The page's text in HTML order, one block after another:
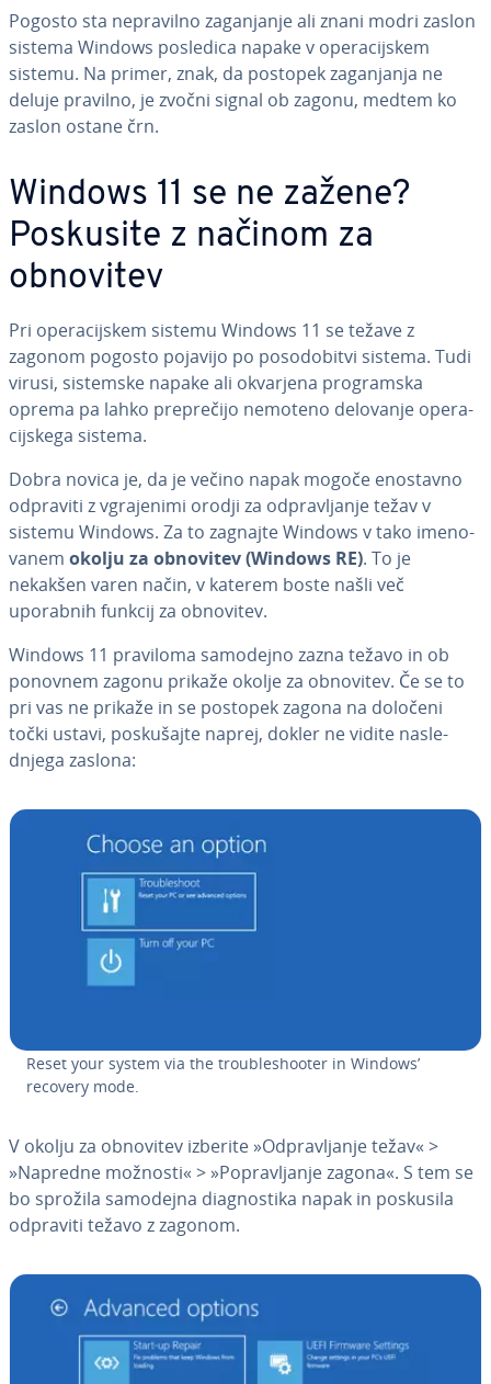
Pogosto sta ne­pra­vil­no za­ga­nja­nje ali znani modri zaslon
sistema Windows posledica napake v ope­ra­cij­skem
sistemu. Na primer, znak, da postopek za­ga­nja­nja ne
deluje pravilno, je zvočni signal ob zagonu, medtem ko
zaslon ostane črn.
Windows 11 se ne zažene?
Poskusite z načinom za
obnovitev
Pri ope­ra­cij­skem sistemu Windows 11 se težave z
zagonom pogosto pojavijo po po­so­do­bi­tvi sistema. Tudi
virusi, sistemske napake ali okvarjena pro­gram­ska
oprema pa lahko pre­pre­či­jo nemoteno delovanje ope­ra­
cij­ske­ga sistema.
Dobra novica je, da je večino napak mogoče enostavno
odpraviti z vgra­je­ni­mi orodji za od­pra­vlja­nje težav v
sistemu Windows. Za to zagnajte Windows v tako ime­no­
va­nem okolju za obnovitev (Windows RE). To je
nekakšen varen način, v katerem boste našli več
uporabnih funkcij za obnovitev.
Windows 11 praviloma samodejno zazna težavo in ob
ponovnem zagonu prikaže okolje za obnovitev. Če se to
pri vas ne prikaže in se postopek zagona na določeni
točki ustavi, po­sku­šaj­te naprej, dokler ne vidite na­sle­
dnje­ga zaslona:
Reset your system via the tro­u­ble­sho­o­ter in Windows’
recovery mode.
V okolju za obnovitev izberite »Od­pra­vlja­nje težav« >
»Napredne možnosti« > »Po­pra­vlja­nje zagona«. S tem se
bo sprožila samodejna di­a­gno­sti­ka napak in poskusila
odpraviti težavo z zagonom.